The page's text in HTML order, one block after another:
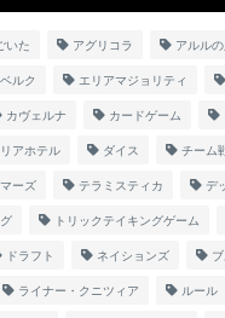
いた アグリコラ アルルの
ルク エリアマジョリティ
カヴェルナ カードゲーム
アホテル ダイス チーム
ーズ テラミスティカ デ
トリックテイキングゲーム
ドラフト ネイションズ
ライナー・クニツィア ルール